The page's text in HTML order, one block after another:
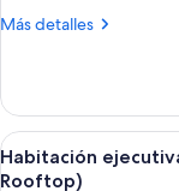
la
Tea
On
Rooftop)
Más detalles
Más
urbana,
vista
a
la
Ver
todas
7
Habitación
Rooftop)